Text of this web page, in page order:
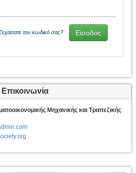
τον κωδικό σας?
Επικοινωνία
Μηχανικής και Τραπεζικής